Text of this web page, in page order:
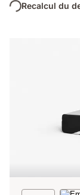
Recalcul du